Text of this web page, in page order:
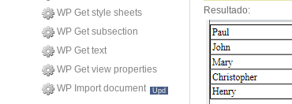
WP Get style sheets
WP Get subsection
WP Get text
WP Get view properties
WP Import document
Upd
Resultado: